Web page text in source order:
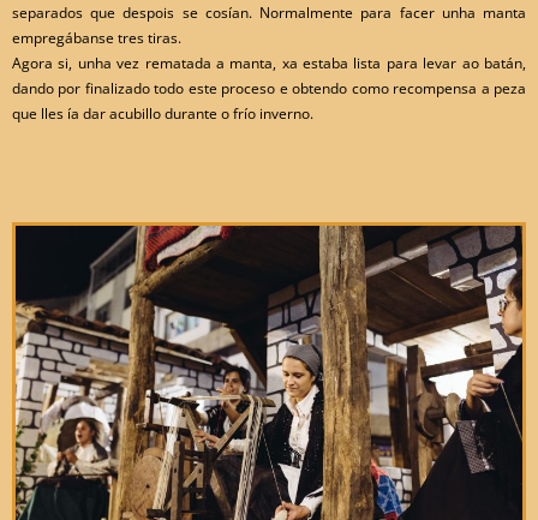
separados que despois se cosían. Normalmente para facer unha manta
empregábanse tres tiras.
Agora si, unha vez rematada a manta, xa estaba lista para levar ao batán,
dando por finalizado todo este proceso e obtendo como recompensa a peza
que lles ía dar acubillo durante o frío inverno.